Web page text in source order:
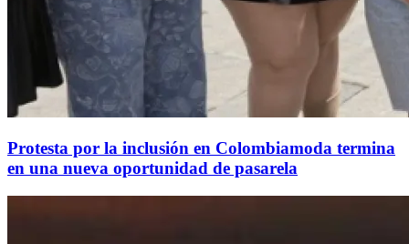
Protesta por la inclusión en Colombiamoda termina
en una nueva oportunidad de pasarela